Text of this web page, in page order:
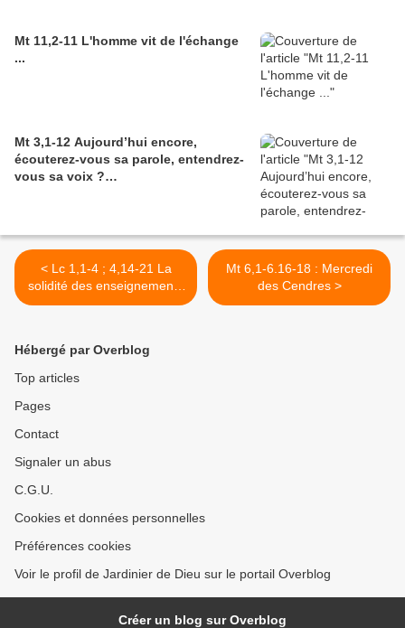
Mt 11,2-11 L'homme vit de l'échange
...
Mt 3,1-12 Aujourd’hui encore,
écouterez-vous sa parole, entendrez-
vous sa voix ?…
< Lc 1,1-4 ; 4,14-21 La
solidité des enseignements
reçus
Mt 6,1-6.16-18 : Mercredi
des Cendres >
Hébergé par Overblog
Top articles
Pages
Contact
Signaler un abus
C.G.U.
Cookies et données personnelles
Préférences cookies
Voir le profil de Jardinier de Dieu sur le portail Overblog
Créer un blog sur Overblog